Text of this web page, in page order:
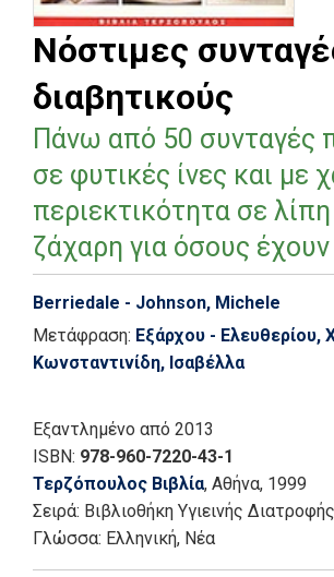
Νόστιμες
διαβητικούς
Πάνω από 50 συνταγές
σε φυτικές ίνες και με
περιεκτικότητα σε λίπη
ζάχαρη για όσους
Berriedale - Johnson, Michele
Μετάφραση: Εξάρχου - Ελευθερίου,
Κωνσταντινίδη, Ισαβέλλα
Εξαντλημένο από 2013
ISBN: 978-960-7220-43-1
Τερζόπουλος Βιβλία, Αθήνα, 1999
Σειρά: Βιβλιοθήκη Υγιεινής Διατροφής
Γλώσσα: Ελληνική, Νέα